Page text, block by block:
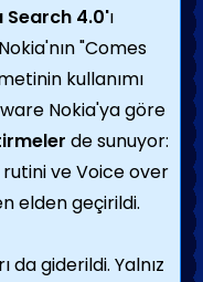
Search 4.0'ı
"Comes
kullanımı
Nokia'ya göre
de sunuyor:
ve Voice over
elden geçirildi.
giderildi. Yalnız